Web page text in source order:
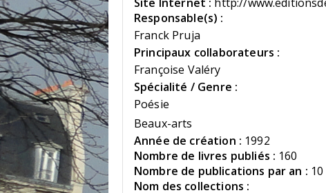
Responsable(s) :
Franck Pruja
Principaux collaborateurs :
Françoise Valéry
Spécialité / Genre :
Poésie
Beaux-arts
Année de création : 1992
Nombre de livres publiés : 160
Nombre de publications par an : 10
Nom des collections :